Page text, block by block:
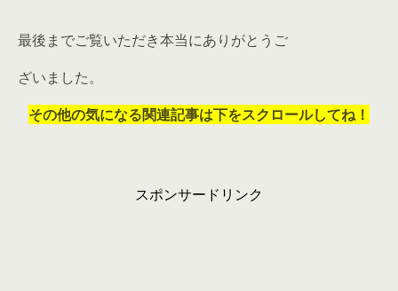
最後までご覧いただき本当にありがとうご
ざいました。
その他の気になる関連記事は下をスクロールしてね！
スポンサードリンク